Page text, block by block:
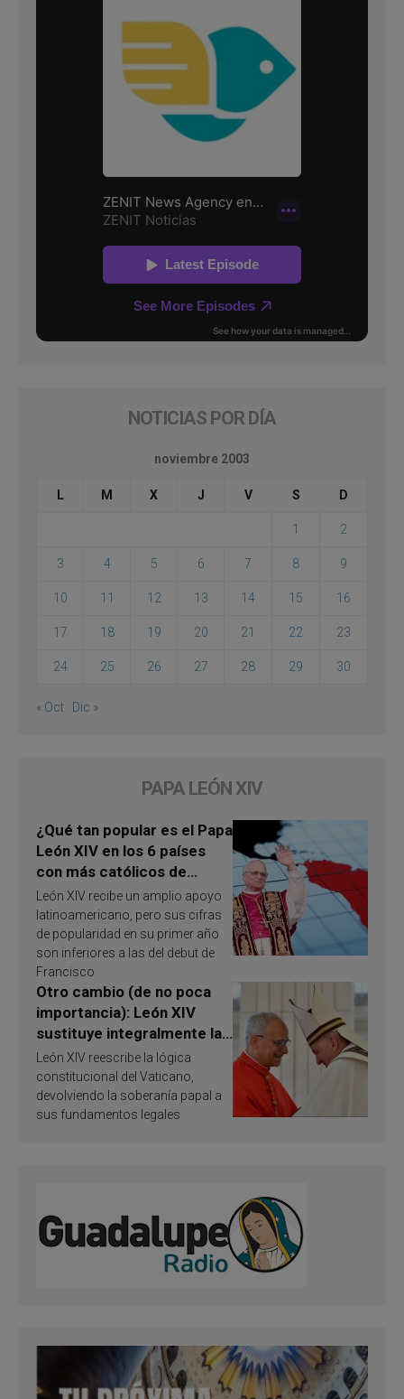
NOTICIAS POR DÍA
noviembre 2003
L M X J V S D
1 2
3 4 5 6 7 8 9
10 11 12 13 14 15 16
17 18 19 20 21 22 23
24 25 26 27 28 29 30
« Oct Dic »
PAPA LEÓN XIV
¿Qué tan popular es el Papa
León XIV en los 6 países
con más católicos de
América Latina en 2026?
Publican resultados de
investigación
León XIV recibe un amplio apoyo
latinoamericano, pero sus cifras
de popularidad en su primer año
son inferiores a las del debut de
Francisco
Otro cambio (de no poca
importancia): León XIV
sustituye integralmente la
ley vaticana de Papa
Francisco
León XIV reescribe la lógica
constitucional del Vaticano,
devolviendo la soberanía papal a
sus fundamentos legales